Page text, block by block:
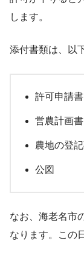
します。
添付書類は、以
許可申請書
営農計画書
農地の登
公図
なお、海老名市
なります。この